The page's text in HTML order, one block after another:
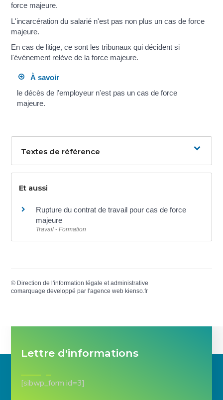
force majeure.
L'incarcération du salarié n'est pas non plus un cas de force
majeure.
En cas de litige, ce sont les tribunaux qui décident si
l'événement relève de la force majeure.
À savoir
le décès de l'employeur n'est pas un cas de force
majeure.
Textes de référence
Et aussi
Rupture du contrat de travail pour cas de force
majeure
Travail - Formation
© Direction de l'information légale et administrative
comarquage developpé par l'agence web kienso.fr
Lettre d'informations
[sibwp_form id=3]